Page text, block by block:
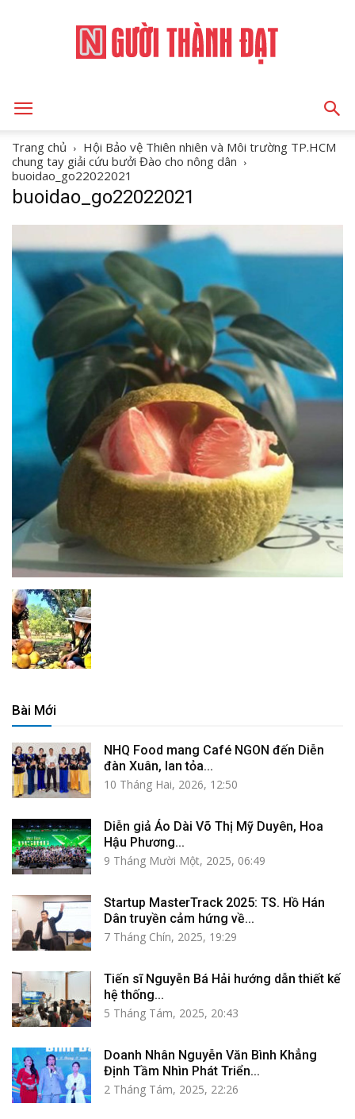
THÀNH
Trang chủ
Hội Bảo vệ Thiên nhiên và Môi trường TP.HCM
chung tay giải cứu bưởi Đào cho nông dân
buoidao_go22022021
buoidao_go22022021
Bài Mới
NHQ Food mang Café NGON đến Diễn
đàn Xuân, lan tỏa...
10 Tháng Hai, 2026, 12:50
Diễn giả Áo Dài Võ Thị Mỹ Duyên, Hoa
Hậu Phương...
9 Tháng Mười Một, 2025, 06:49
Startup MasterTrack 2025: TS. Hồ Hán
Dân truyền cảm hứng về...
7 Tháng Chín, 2025, 19:29
Tiến sĩ Nguyễn Bá Hải hướng dẫn thiết kế
hệ thống...
5 Tháng Tám, 2025, 20:43
Doanh Nhân Nguyễn Văn Bình Khẳng
Định Tầm Nhìn Phát Triển...
2 Tháng Tám, 2025, 22:26